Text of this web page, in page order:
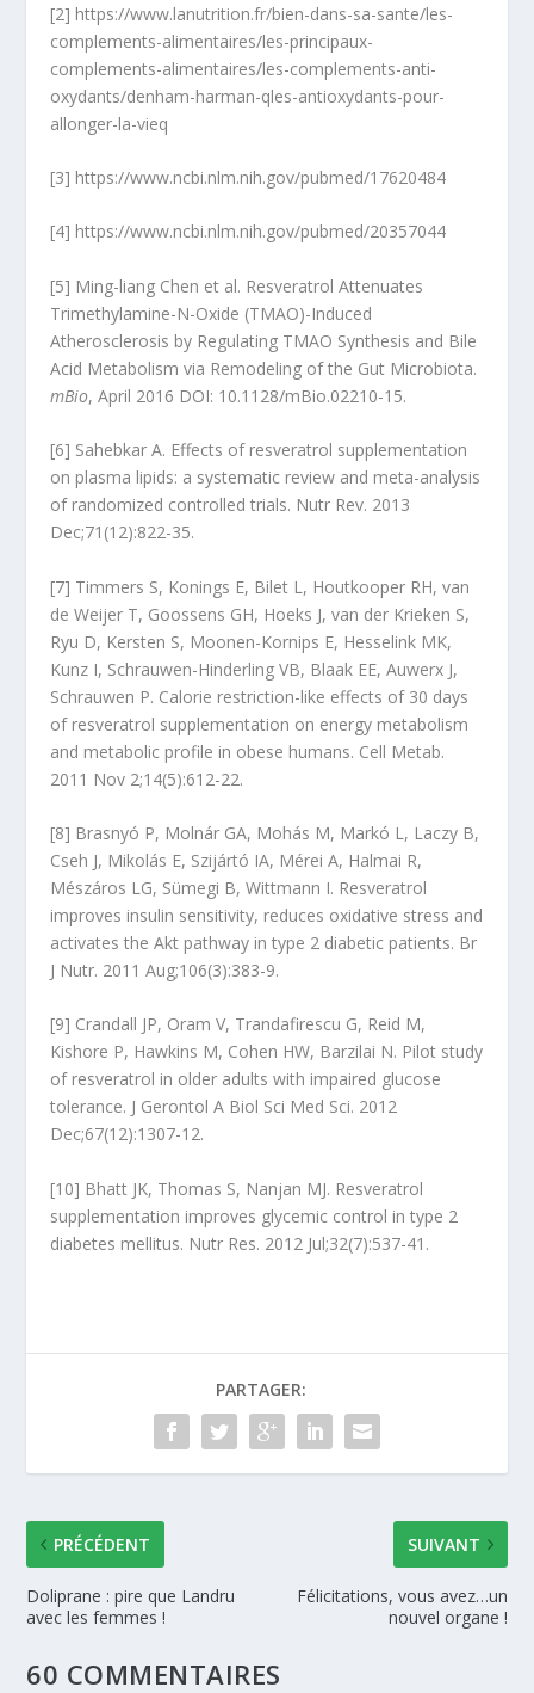
[2] https://www.lanutrition.fr/bien-dans-sa-sante/les-
complements-alimentaires/les-principaux-
complements-alimentaires/les-complements-anti-
oxydants/denham-harman-qles-antioxydants-pour-
allonger-la-vieq
[3] https://www.ncbi.nlm.nih.gov/pubmed/17620484
[4] https://www.ncbi.nlm.nih.gov/pubmed/20357044
[5] Ming-liang Chen et al. Resveratrol Attenuates
Trimethylamine-N-Oxide (TMAO)-Induced
Atherosclerosis by Regulating TMAO Synthesis and Bile
Acid Metabolism via Remodeling of the Gut Microbiota.
mBio, April 2016 DOI: 10.1128/mBio.02210-15.
[6] Sahebkar A. Effects of resveratrol supplementation
on plasma lipids: a systematic review and meta-analysis
of randomized controlled trials. Nutr Rev. 2013
Dec;71(12):822-35.
[7] Timmers S, Konings E, Bilet L, Houtkooper RH, van
de Weijer T, Goossens GH, Hoeks J, van der Krieken S,
Ryu D, Kersten S, Moonen-Kornips E, Hesselink MK,
Kunz I, Schrauwen-Hinderling VB, Blaak EE, Auwerx J,
Schrauwen P. Calorie restriction-like effects of 30 days
of resveratrol supplementation on energy metabolism
and metabolic profile in obese humans. Cell Metab.
2011 Nov 2;14(5):612-22.
[8] Brasnyó P, Molnár GA, Mohás M, Markó L, Laczy B,
Cseh J, Mikolás E, Szijártó IA, Mérei A, Halmai R,
Mészáros LG, Sümegi B, Wittmann I. Resveratrol
improves insulin sensitivity, reduces oxidative stress and
activates the Akt pathway in type 2 diabetic patients. Br
J Nutr. 2011 Aug;106(3):383-9.
[9] Crandall JP, Oram V, Trandafirescu G, Reid M,
Kishore P, Hawkins M, Cohen HW, Barzilai N. Pilot study
of resveratrol in older adults with impaired glucose
tolerance. J Gerontol A Biol Sci Med Sci. 2012
Dec;67(12):1307-12.
[10] Bhatt JK, Thomas S, Nanjan MJ. Resveratrol
supplementation improves glycemic control in type 2
diabetes mellitus. Nutr Res. 2012 Jul;32(7):537-41.
PARTAGER:
PRÉCÉDENT
Doliprane : pire que Landru
avec les femmes !
SUIVANT
Félicitations, vous avez…un
nouvel organe !
60 COMMENTAIRES